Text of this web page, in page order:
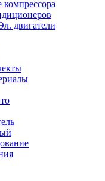
двигатели